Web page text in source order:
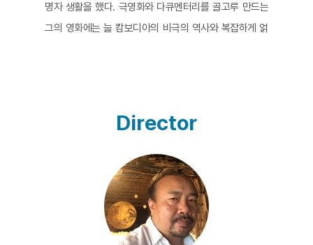
명자 생활을 했다. 극영화와 다큐멘터리를 골고루 만드는
그의 영화에는 늘 캄보디아의 비극의 역사와 복잡하게 얽
을 향한 그리움, 그리고 끔찍한 피의 학살극에서 살아남았
던 생존의 기억이 아카이브 푸티지 영상과 퍼포먼스의 크
로스오버를 통해 은유적으로 그려진다. 작은 오두막에 갇
혀 있는 한 남자가 떠올리는 기억과 감정이 다양한 형태로
몽타주 되는 이미지 안에 담기며, 마오쩌둥과 보들레르로
부터 인용한 문구들로 이루어진 시적인 내레이션이 영화
의 진행을 이끈다. 영화는 ‘혁명’이라는 단어가 만들어낸
Director